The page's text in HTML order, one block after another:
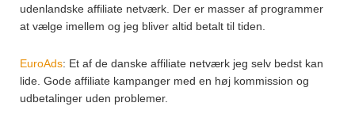
udenlandske affiliate netværk. Der er masser af programmer
at vælge imellem og jeg bliver altid betalt til tiden.
EuroAds: Et af de danske affiliate netværk jeg selv bedst kan
lide. Gode affiliate kampanger med en høj kommission og
udbetalinger uden problemer.